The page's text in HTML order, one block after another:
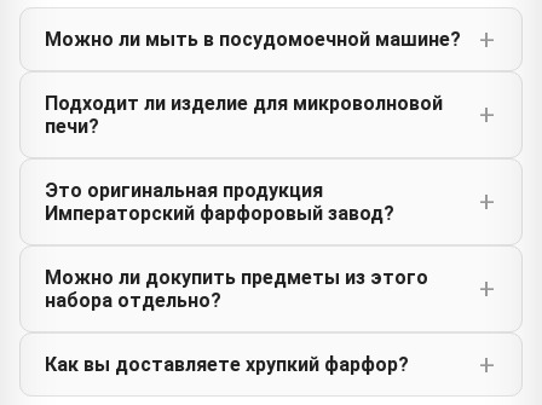
Можно ли мыть в посудомоечной машине?
Подходит ли изделие для микроволновой
печи?
Это оригинальная продукция
Императорский фарфоровый завод?
Можно ли докупить предметы из этого
набора отдельно?
Как вы доставляете хрупкий фарфор?